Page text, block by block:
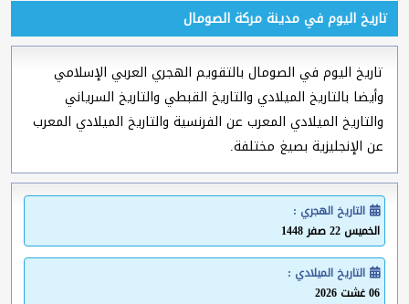
تاريخ اليوم في مدينة مركة الصومال
تاريخ اليوم في الصومال بالتقويم الهجري العربي الإسلامي
وأيضا بالتاريخ الميلادي والتاريخ القبطي والتاريخ السرياني
والتاريخ الميلادي المعرب عن الفرنسية والتاريخ الميلادي المعرب
عن الإنجليزية بصيغ مختلفة.
التاريخ الهجري :
الخميس 22 صفر 1448
التاريخ الميلادي :
06 غشت 2026